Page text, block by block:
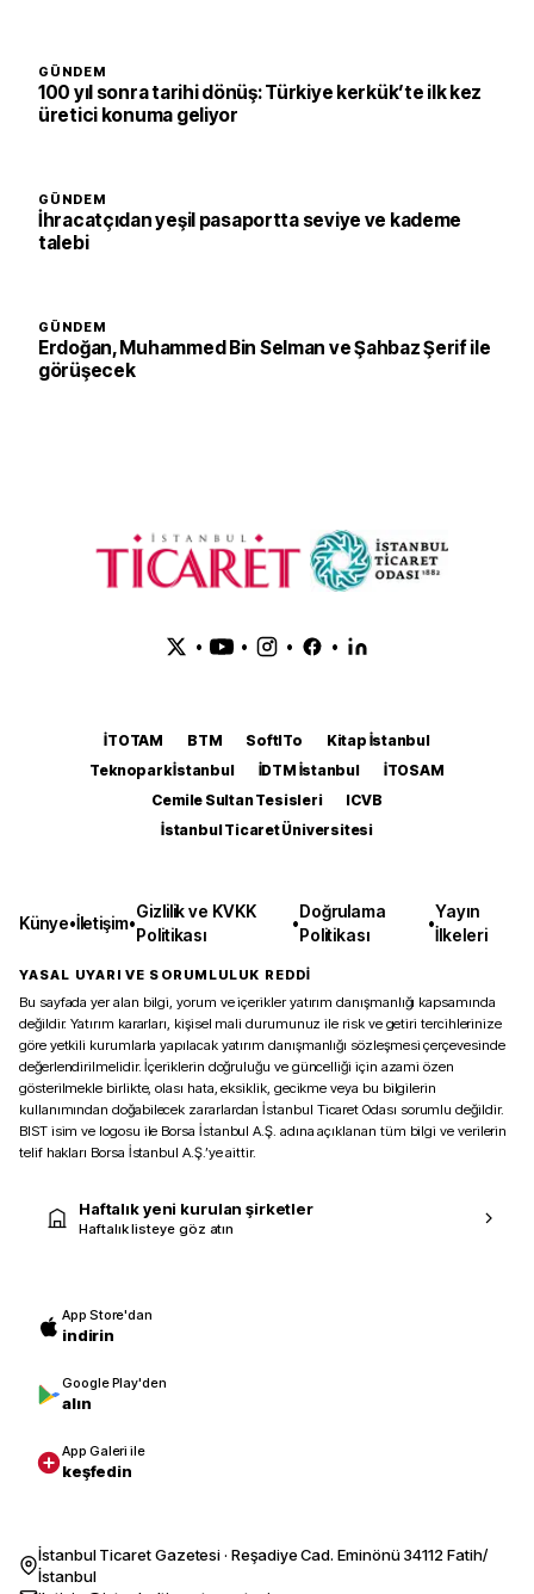
GÜNDEM
100 yıl sonra tarihi dönüş: Türkiye kerkük’te ilk kez
üretici konuma geliyor
GÜNDEM
İhracatçıdan yeşil pasaportta seviye ve kademe
talebi
GÜNDEM
Erdoğan, Muhammed Bin Selman ve Şahbaz Şerif ile
görüşecek
• • • •
İTOTAM BTM SoftITo
Kitap İstanbul
Teknopark İstanbul
İDTM İstanbul
İTOSAM
Cemile Sultan Tesisleri
ICVB
İstanbul Ticaret Üniversitesi
Künye•İletişim•
Gizlilik ve KVKK
Politikası
•
Doğrulama
Politikası
•
Yayın
İlkeleri
YASAL UYARI VE SORUMLULUK REDDİ
Bu sayfada yer alan bilgi, yorum ve içerikler yatırım danışmanlığı kapsamında
değildir. Yatırım kararları, kişisel mali durumunuz ile risk ve getiri tercihlerinize
göre yetkili kurumlarla yapılacak yatırım danışmanlığı sözleşmesi çerçevesinde
değerlendirilmelidir. İçeriklerin doğruluğu ve güncelliği için azami özen
gösterilmekle birlikte, olası hata, eksiklik, gecikme veya bu bilgilerin
kullanımından doğabilecek zararlardan İstanbul Ticaret Odası sorumlu değildir.
BIST isim ve logosu ile Borsa İstanbul A.Ş. adına açıklanan tüm bilgi ve verilerin
telif hakları Borsa İstanbul A.Ş.’ye aittir.
Haftalık yeni kurulan şirketler
Haftalık listeye göz atın
App Store'dan
indirin
Google Play'den
alın
App Galeri ile
keşfedin
İstanbul Ticaret Gazetesi · Reşadiye Cad. Eminönü 34112 Fatih/
İstanbul